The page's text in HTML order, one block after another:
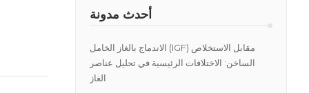
أحدث مدونة
الاندماج بالغاز الخامل (IGF) مقابل الاستخلاص
الساخن: الاختلافات الرئيسية في تحليل عناصر
الغاز